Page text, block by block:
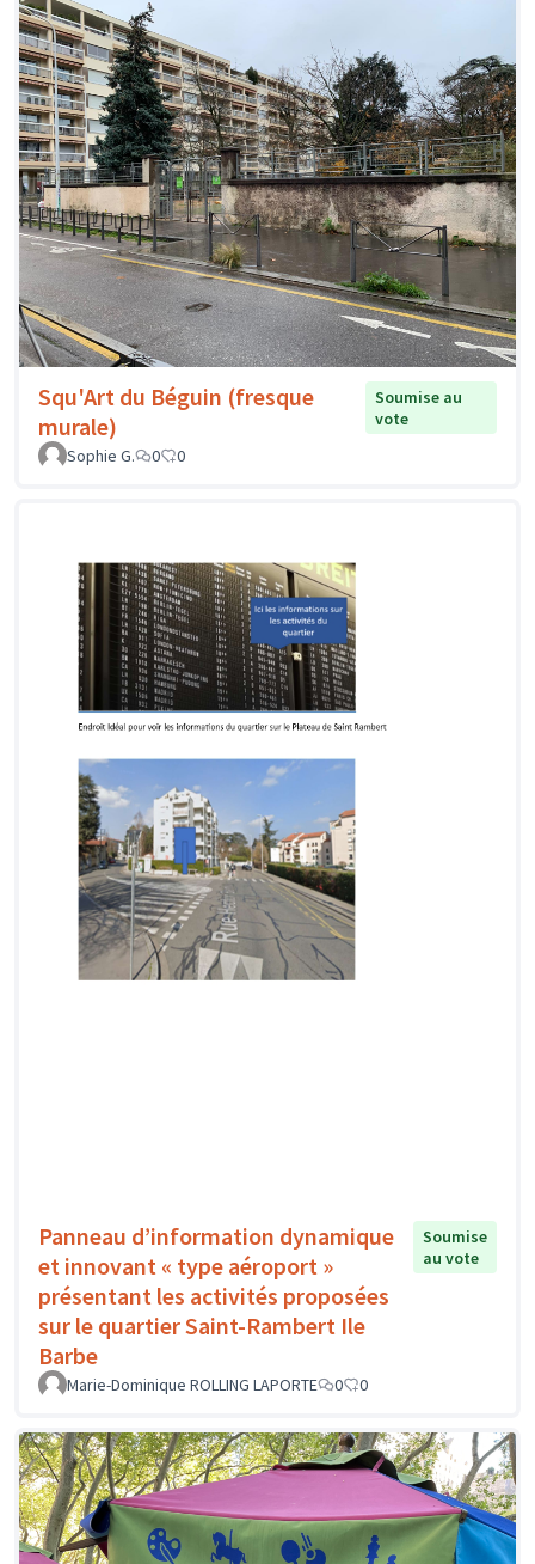
Squ'Art du Béguin (fresque
murale)
Soumise au
vote
Sophie G.
0 0
Panneau d’information dynamique
et innovant « type aéroport »
présentant les activités proposées
sur le quartier Saint-Rambert Ile
Barbe
Soumise
au vote
Marie-Dominique ROLLING LAPORTE 0 0